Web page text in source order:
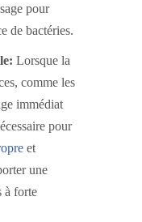
pour
de bactéries.
Lorsque la
comme les
immédiat
pour
et
une
à forte